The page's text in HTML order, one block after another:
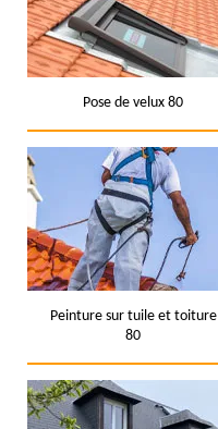
Pose de velux 80
Peinture sur tuile et toiture
80